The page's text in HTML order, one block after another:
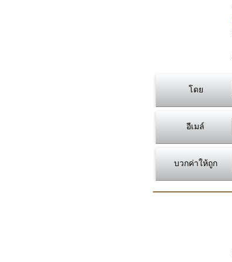
โดย
อีเมล์
บวกค่าให้ถูก